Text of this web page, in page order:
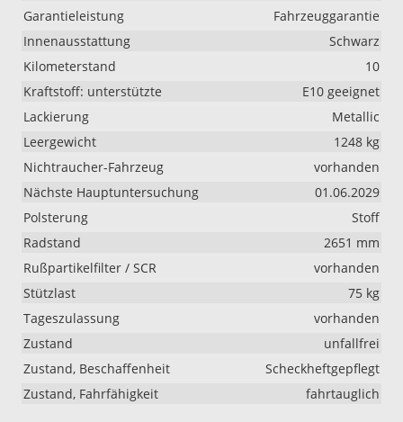
Garantieleistung
Fahrzeuggarantie
Innenausstattung
Schwarz
Kilometerstand
10
Kraftstoff: unterstützte
E10 geeignet
Lackierung
Metallic
Leergewicht
1248 kg
Nichtraucher-Fahrzeug
vorhanden
Nächste Hauptuntersuchung
01.06.2029
Polsterung
Stoff
Radstand
2651 mm
Rußpartikelfilter / SCR
vorhanden
Stützlast
75 kg
Tageszulassung
vorhanden
Zustand
unfallfrei
Zustand, Beschaffenheit
Scheckheftgepflegt
Zustand, Fahrfähigkeit
fahrtauglich